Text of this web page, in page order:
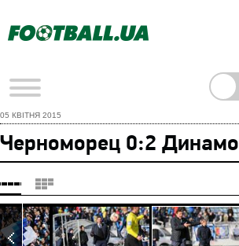
05 КВІТНЯ 2015
Черноморец 0:2 Динамо